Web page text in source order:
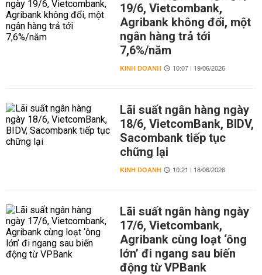
19/6, Vietcombank,
Agribank không đổi, một
ngân hàng trả tới
7,6%/năm
KINH DOANH 10:07 | 19/06/2026
Lãi suất ngân hàng ngày
18/6, VietcomBank, BIDV,
Sacombank tiếp tục
chững lại
KINH DOANH 10:21 | 18/06/2026
Lãi suất ngân hàng ngày
17/6, Vietcombank,
Agribank cùng loạt ‘ông
lớn’ đi ngang sau biến
động từ VPBank